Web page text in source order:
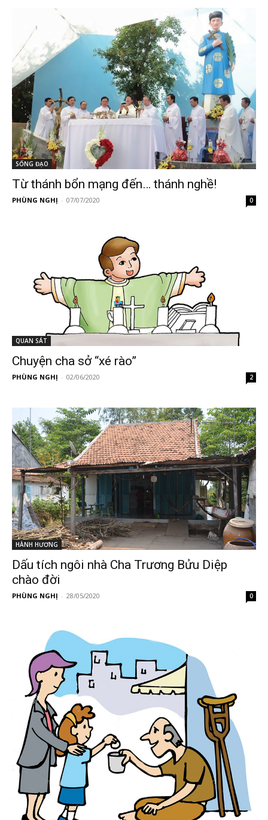
SỐNG ĐẠO
Từ thánh bổn mạng đến… thánh nghề!
PHÙNG NGHỊ - 07/07/2020 0
QUAN SÁT
Chuyện cha sở “xé rào”
PHÙNG NGHỊ - 02/06/2020 2
HÀNH HƯƠNG
Dấu tích ngôi nhà Cha Trương Bửu Diệp
chào đời
PHÙNG NGHỊ - 28/05/2020 0